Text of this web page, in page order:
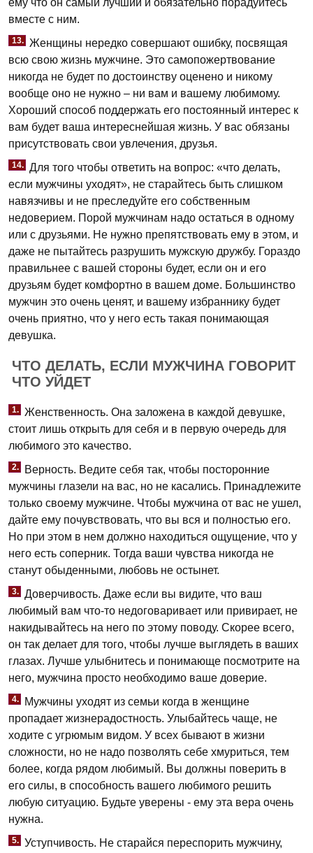
ему что он самый лучший и обязательно порадуйтесь
вместе с ним.
13. Женщины нередко совершают ошибку, посвящая
всю свою жизнь мужчине. Это самопожертвование
никогда не будет по достоинству оценено и никому
вообще оно не нужно – ни вам и вашему любимому.
Хороший способ поддержать его постоянный интерес к
вам будет ваша интереснейшая жизнь. У вас обязаны
присутствовать свои увлечения, друзья.
14. Для того чтобы ответить на вопрос: «что делать,
если мужчины уходят», не старайтесь быть слишком
навязчивы и не преследуйте его собственным
недоверием. Порой мужчинам надо остаться в одному
или с друзьями. Не нужно препятствовать ему в этом, и
даже не пытайтесь разрушить мужскую дружбу. Гораздо
правильнее с вашей стороны будет, если он и его
друзьям будет комфортно в вашем доме. Большинство
мужчин это очень ценят, и вашему избраннику будет
очень приятно, что у него есть такая понимающая
девушка.
ЧТО ДЕЛАТЬ, ЕСЛИ МУЖЧИНА ГОВОРИТ
ЧТО УЙДЕТ
1. Женственность. Она заложена в каждой девушке,
стоит лишь открыть для себя и в первую очередь для
любимого это качество.
2.
Верность. Ведите себя так, чтобы посторонние
мужчины глазели на вас, но не касались. Принадлежите
только своему мужчине. Чтобы мужчина от вас не ушел,
дайте ему почувствовать, что вы вся и полностью его.
Но при этом в нем должно находиться ощущение, что у
него есть соперник. Тогда ваши чувства никогда не
станут обыденными, любовь не остынет.
3. Доверчивость. Даже если вы видите, что ваш
любимый вам что-то недоговаривает или привирает, не
накидывайтесь на него по этому поводу. Скорее всего,
он так делает для того, чтобы лучше выглядеть в ваших
глазах. Лучше улыбнитесь и понимающе посмотрите на
него, мужчина просто необходимо ваше доверие.
4.
Мужчины уходят из семьи когда в женщине
пропадает жизнерадостность. Улыбайтесь чаще, не
ходите с угрюмым видом. У всех бывают в жизни
сложности, но не надо позволять себе хмуриться, тем
более, когда рядом любимый. Вы должны поверить в
его силы, в способность вашего любимого решить
любую ситуацию. Будьте уверены - ему эта вера очень
нужна.
5. Уступчивость. Не старайся переспорить мужчину,